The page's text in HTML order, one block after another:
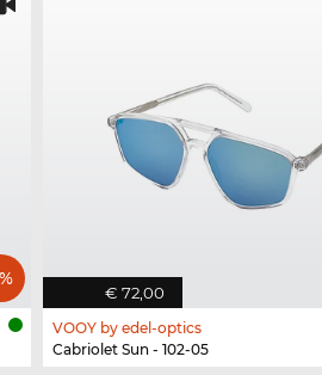
€ 72,00
VOOY by edel-optics
Cabriolet Sun - 102-05